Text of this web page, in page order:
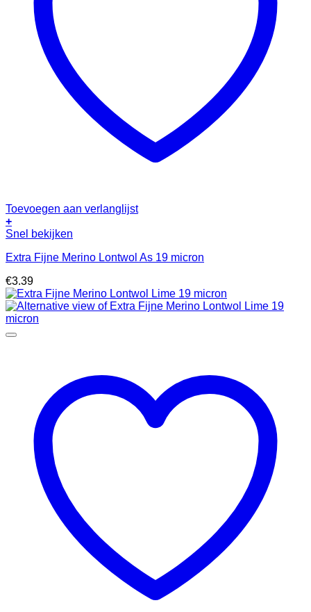
Toevoegen aan verlanglijst
+
Snel bekijken
Extra Fijne Merino Lontwol As 19 micron
€3.39